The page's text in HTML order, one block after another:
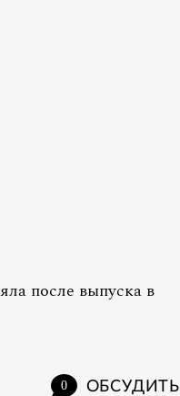
после выпуска в
0 ОБСУДИТЬ